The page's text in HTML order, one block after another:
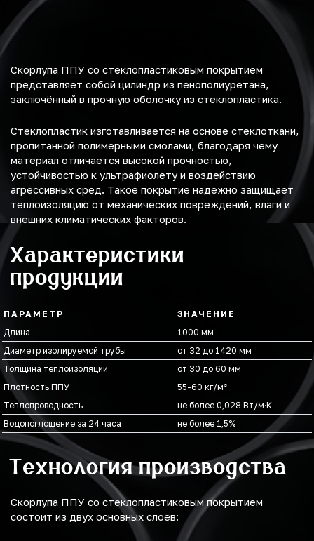
Скорлупа ППУ со стеклопластиковым покрытием
представляет собой цилиндр из пенополиуретана,
заключённый в прочную оболочку из стеклопластика.
Стеклопластик изготавливается на основе стеклоткани,
пропитанной полимерными смолами, благодаря чему
материал отличается высокой прочностью,
устойчивостью к ультрафиолету и воздействию
агрессивных сред. Такое покрытие надежно защищает
теплоизоляцию от механических повреждений, влаги и
внешних климатических факторов.
Характеристики
продукции
ПАРАМЕТР
ЗНАЧЕНИЕ
Длина
1000 мм
Диаметр изолируемой трубы
от 32 до 1420 мм
Толщина теплоизоляции
от 30 до 60 мм
Плотность ППУ
55-60 кг/м³
Теплопроводность
не более 0,028 Вт/м·К
Водопоглощение за 24 часа
не более 1,5%
Технология производства
Скорлупа ППУ со стеклопластиковым покрытием
состоит из двух основных слоёв: